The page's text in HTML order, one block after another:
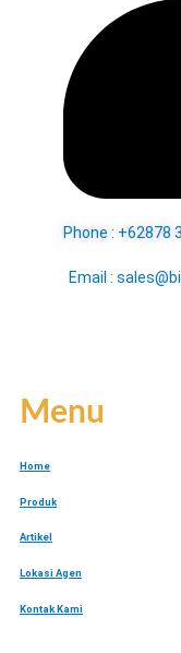
Phone : +62878
Email :
Menu
Home
Produk
Artikel
Lokasi Agen
Kontak Kami